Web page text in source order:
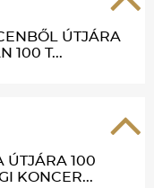
ÚTJÁRA
100 T...
ÚTJÁRA 100
KONCER...